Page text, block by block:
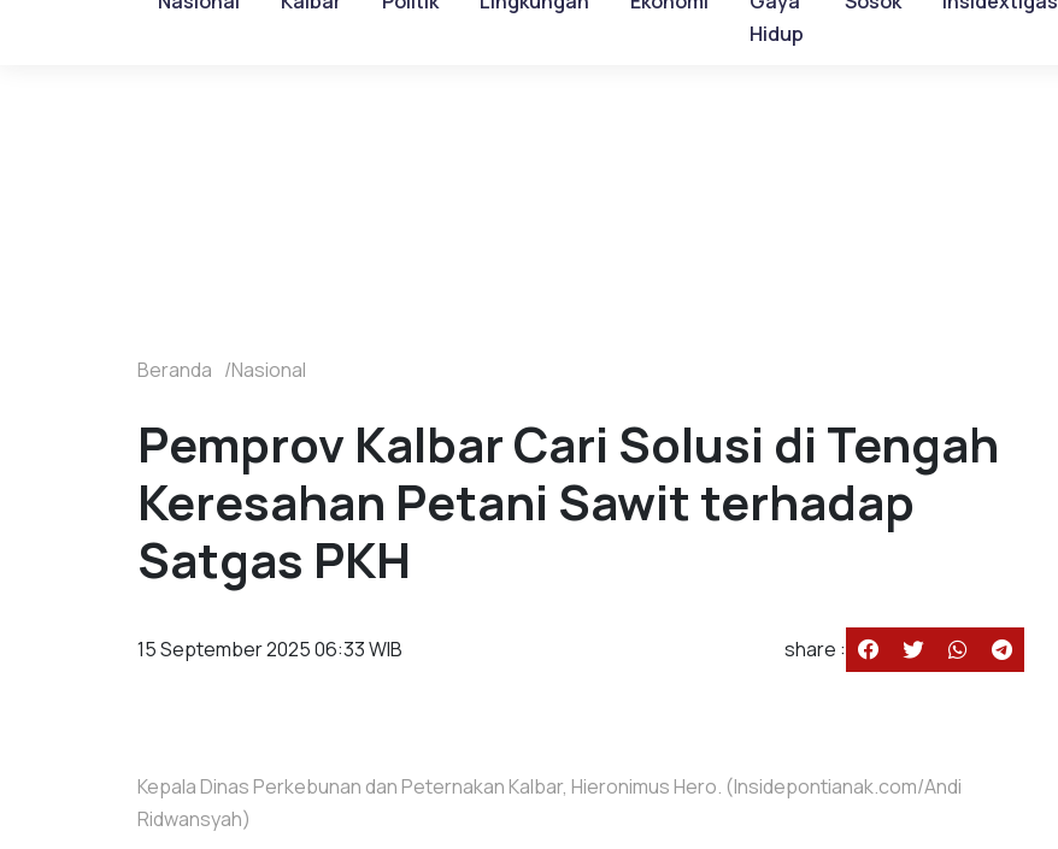
Hidup
Beranda Nasional
Pemprov Kalbar Cari Solusi di Tengah
Keresahan Petani Sawit terhadap
Satgas PKH
15 September 2025 06:33 WIB share :
Kepala Dinas Perkebunan dan Peternakan Kalbar, Hieronimus Hero. (Insidepontianak.com/Andi
Ridwansyah)